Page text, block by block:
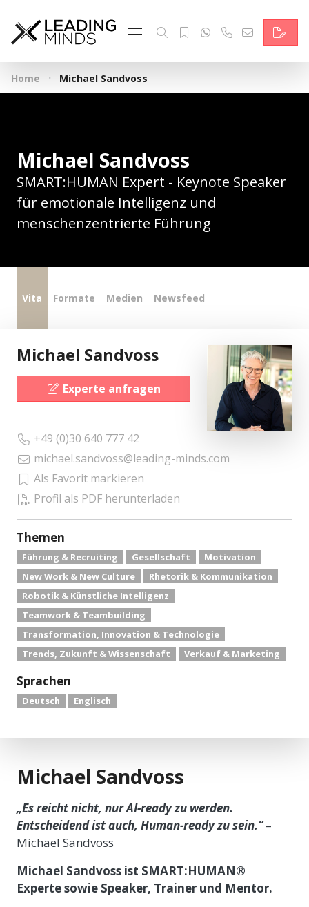
Feed & News
Reading Minds
Themen
Wer wir sind
Kontakt
Home · Michael Sandvoss
Michael Sandvoss
SMART:HUMAN Expert - Keynote Speaker
für emotionale Intelligenz und
menschenzentrierte Führung
Vita Formate Medien Newsfeed
Michael Sandvoss
Experte anfragen
+49 (0)30 640 777 42
michael.sandvoss@leading-minds.com
Als Favorit markieren
Profil als PDF herunterladen
Themen
Führung & Recruiting Gesellschaft
Motivation
New Work & New Culture
Rhetorik & Kommunikation
Robotik & Künstliche Intelligenz
Teamwork & Teambuilding
Transformation, Innovation & Technologie
Trends, Zukunft & Wissenschaft
Verkauf & Marketing
Sprachen
Deutsch Englisch
Michael Sandvoss
„Es reicht nicht, nur AI-ready zu werden.
Entscheidend ist auch, Human-ready zu sein.“–
Michael Sandvoss
Michael Sandvoss ist SMART:HUMAN®
Experte sowie Speaker, Trainer und Mentor.